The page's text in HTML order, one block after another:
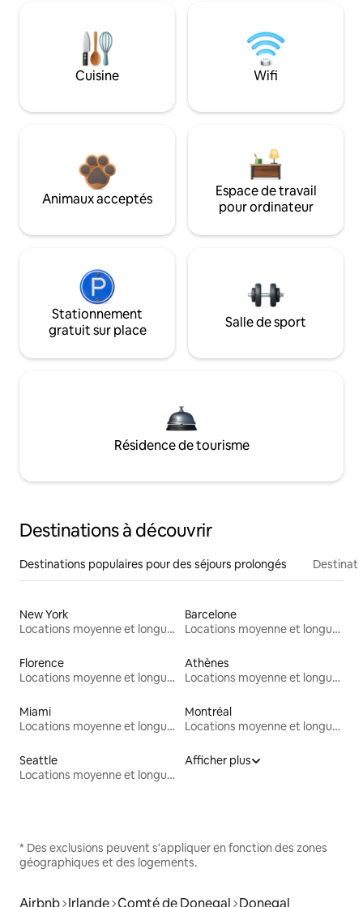
Cuisine Wifi
Animaux acceptés
Espace de travail
pour ordinateur
Stationnement
gratuit sur place
Salle de sport
Résidence de tourisme
Destinations à découvrir
Destinations populaires pour des séjours prolongés
New York
Locations moyenne et longue durée
Barcelone
Locations moyenne et longue durée
Florence
Locations moyenne et longue durée
Athènes
Locations moyenne et longue durée
Miami
Locations moyenne et longue durée
Montréal
Locations moyenne et longue durée
Seattle
Locations moyenne et longue durée
Afficher plus
* Des exclusions peuvent s'appliquer en fonction des zones
géographiques et des logements.